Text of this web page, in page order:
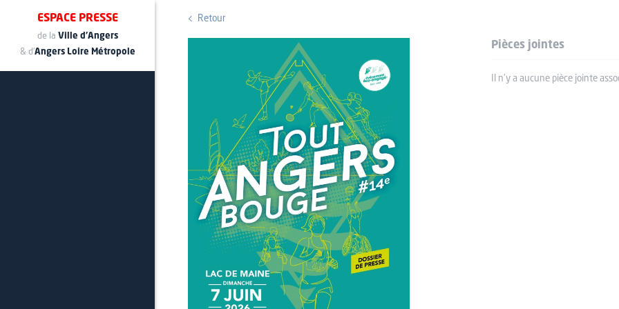
ESPACE PRESSE
de la Ville d'Angers
& d'Angers Loire Métropole
Retour
Pièces jointes
Il n'y a aucune pièce jointe